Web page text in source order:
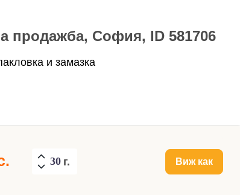
продажба, София, ID 581706
и замазка
г. Виж как